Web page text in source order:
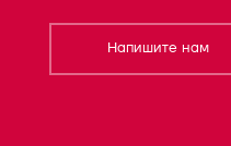
Напишите нам